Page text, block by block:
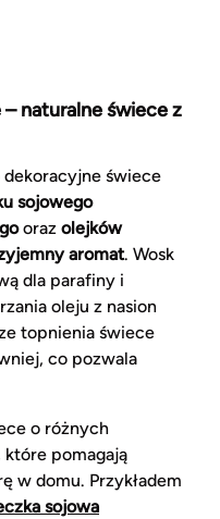
naturalne świece z
świece
sojowego
oraz olejków
aromat. Wosk
dla parafiny i
oleju z nasion
topnienia świece
co pozwala
o różnych
pomagają
w domu. Przykładem
sojowa